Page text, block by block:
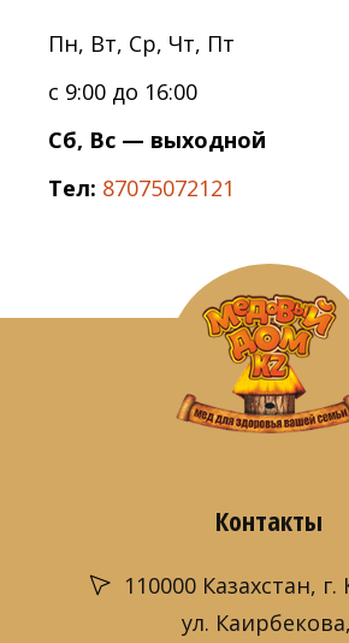
Пн, Вт, Ср, Чт, Пт
с 9:00 до 16:00
Сб, Вс — выходной
Тел: 87075072121
Контакты
110000 Казахстан,
ул.